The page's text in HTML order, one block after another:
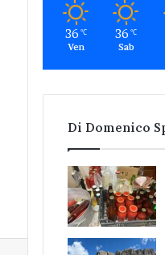
36 ℃
Ven
36 ℃
Sab
Di Domenico